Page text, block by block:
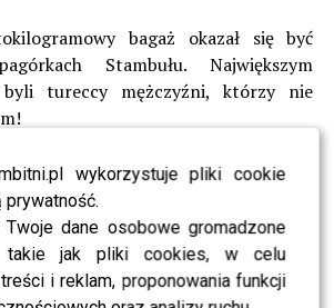
wykorzystuje pliki cookie
prywatność.
Twoje dane osobowe gromadzone
takie jak pliki cookies, w celu
i reklam, proponowania funkcji
bagaż okazał się być
Stambułu. Największym
byli tureccy mężczyźni, którzy nie
to, co Polscy
Byłyśmy tym
bardzo
ale szkoda, że